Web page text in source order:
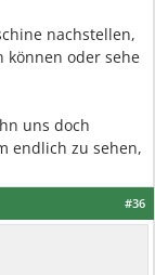
nachstellen,
können oder sehe
uns doch
endlich zu sehen,
#36